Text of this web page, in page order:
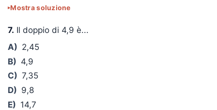
Mostra soluzione
7. Il doppio di 4,9 è...
A) 2,45
B) 4,9
C) 7,35
D) 9,8
E) 14,7